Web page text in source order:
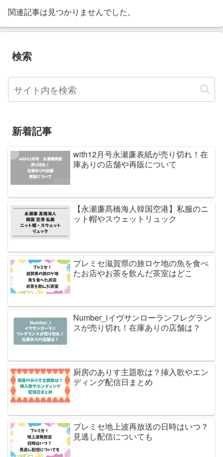
関連記事は見つかりませんでした。
検索
新着記事
with12月号永瀬廉表紙が売り切れ！在
庫ありの店舗や再販について
【永瀬廉髙橋海人韓国空港】私服のニ
ット帽やスウェットリュック
プレミセ滋賀県の旅ロケ地の魚を食べ
たお店やお茶を飲んだ茶室はどこ
Number_iイヴサンローランフレグラン
スが売り切れ！在庫ありの店舗は？
厨房のありす主題歌は？挿入歌やエン
ディング配信日まとめ
プレミセ地上波再放送の日時はいつ？
見逃し配信についても